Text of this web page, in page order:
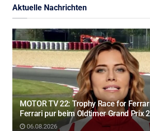
Aktuelle Nachrichten
MOTOR TV 22: Trophy Race for
Ferrari pur beim Oldtimer Grand Prix
06.08.2026